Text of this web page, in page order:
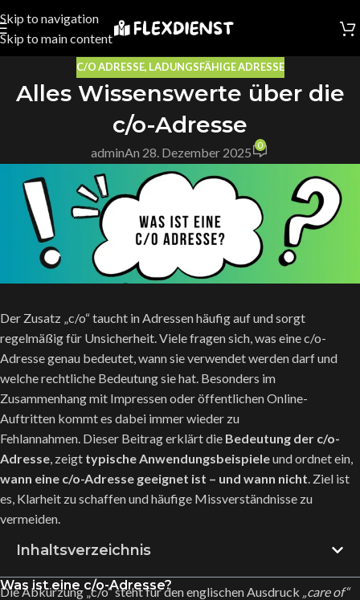
Skip to navigation
Skip to main content
C/O ADRESSE, LADUNGSFÄHIGE ADRESSE
Alles Wissenswerte über die
c/o-Adresse
adminAn 28. Dezember 2025 0
Der Zusatz „c/o“ taucht in Adressen häufig auf und sorgt
regelmäßig für Unsicherheit. Viele fragen sich, was eine c/o-
Adresse genau bedeutet, wann sie verwendet werden darf und
welche rechtliche Bedeutung sie hat. Besonders im
Zusammenhang mit Impressen oder öffentlichen Online-
Auftritten kommt es dabei immer wieder zu
Fehlannahmen. Dieser Beitrag erklärt die Bedeutung der c/o-
Adresse, zeigt typische Anwendungsbeispieleund ordnet ein,
wann eine c/o-Adresse geeignet ist – und wann nicht. Ziel ist
es, Klarheit zu schaffen und häufige Missverständnisse zu
vermeiden.
Inhaltsverzeichnis
Was ist eine c/o-Adresse?
Die Abkürzung „c/o“ steht für den englischen Ausdruck „care of“